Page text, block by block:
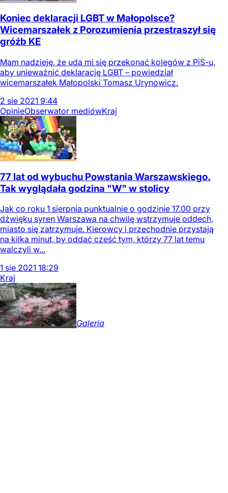
Koniec deklaracji LGBT w Małopolsce?
Wicemarszałek z Porozumienia przestraszył się
gróźb KE
Mam nadzieję, że uda mi się przekonać kolegów z PiS-u,
aby unieważnić deklarację LGBT – powiedział
wicemarszałek Małopolski Tomasz Urynowicz.
2 sie 2021 9:44
OpinieObserwator mediówKraj
77 lat od wybuchu Powstania Warszawskiego.
Tak wyglądała godzina "W" w stolicy
Jak co roku 1 sierpnia punktualnie o godzinie 17.00 przy
dźwięku syren Warszawa na chwilę wstrzymuje oddech,
miasto się zatrzymuje. Kierowcy i przechodnie przystają
na kilka minut, by oddać cześć tym, którzy 77 lat temu
walczyli w...
1 sie 2021 18:29
Kraj
Galeria